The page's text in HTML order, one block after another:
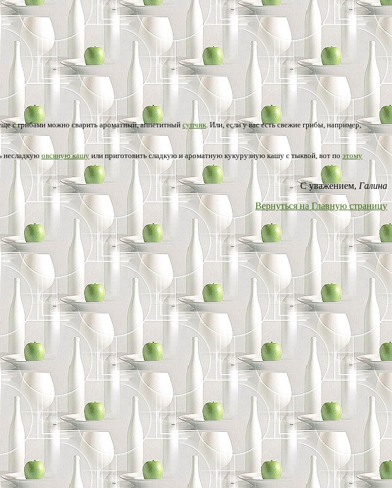
с грибами можно сварить ароматный, аппетитный супчик. Или, если у вас есть свежие грибы, например,
несладкуюовсяную кашу или приготовить сладкую и ароматную кукурузную кашу с тыквой, вот по этому
С уважением, Галина
Вернуться на Главную страницу